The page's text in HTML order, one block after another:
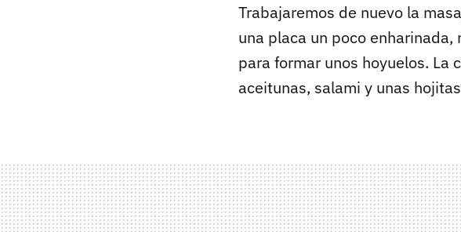
Trabajaremos de nuevo la
una placa un poco
para formar unos hoyuelos. La
aceitunas, salami y unas